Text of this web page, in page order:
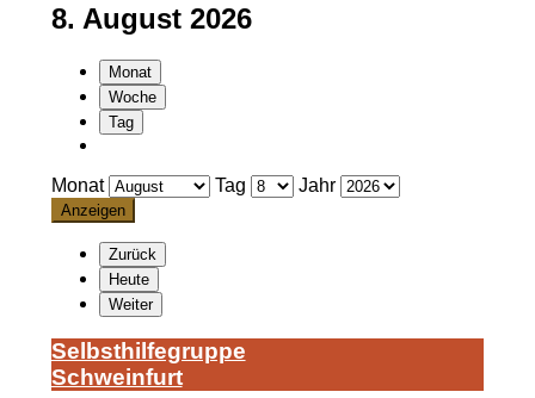
8. August 2026
Monat
Woche
Tag
Monat Tag Jahr
Zurück
Heute
Weiter
Selbst­hil­fe­grup­pe
Schwein­furt